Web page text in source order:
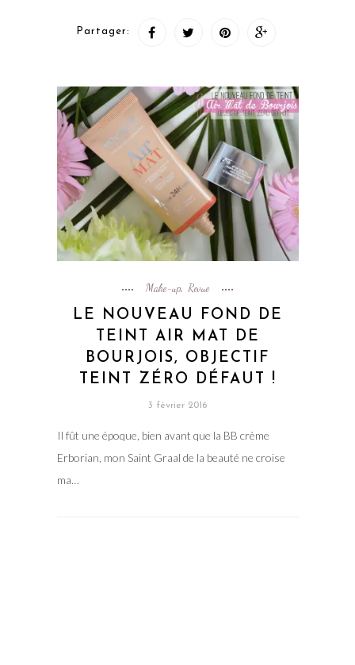
Partager:
Make-up, Revue
LE NOUVEAU FOND DE
TEINT AIR MAT DE
BOURJOIS, OBJECTIF
TEINT ZÉRO DÉFAUT !
3 février 2016
Il fût une époque, bien avant que la BB crème
Erborian, mon Saint Graal de la beauté ne croise
ma…